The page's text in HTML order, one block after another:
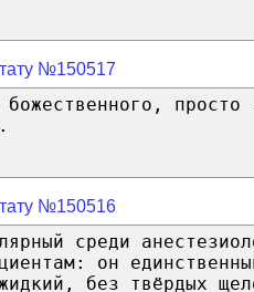
№150517
№150516
среди
он
без твёрдых